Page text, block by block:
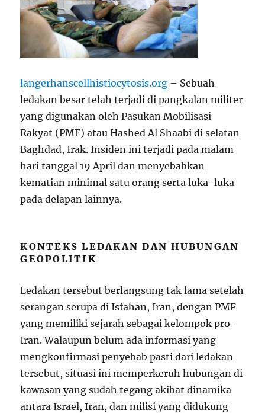
langerhanscellhistiocytosis.org – Sebuah
ledakan besar telah terjadi di pangkalan militer
yang digunakan oleh Pasukan Mobilisasi
Rakyat (PMF) atau Hashed Al Shaabi di selatan
Baghdad, Irak. Insiden ini terjadi pada malam
hari tanggal 19 April dan menyebabkan
kematian minimal satu orang serta luka-luka
pada delapan lainnya.
KONTEKS LEDAKAN DAN HUBUNGAN
GEOPOLITIK
Ledakan tersebut berlangsung tak lama setelah
serangan serupa di Isfahan, Iran, dengan PMF
yang memiliki sejarah sebagai kelompok pro-
Iran. Walaupun belum ada informasi yang
mengkonfirmasi penyebab pasti dari ledakan
tersebut, situasi ini memperkeruh hubungan di
kawasan yang sudah tegang akibat dinamika
antara Israel, Iran, dan milisi yang didukung